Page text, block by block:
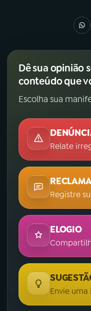
Dê sua opinião
conteúdo que
Escolha sua
Relate
Registre
ELOGIO
Envie uma